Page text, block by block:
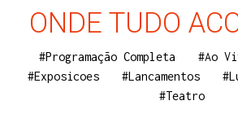
ONDE TUDO
#Programação Completa #Ao
#Exposicoes
#Lancamentos
#Teatro